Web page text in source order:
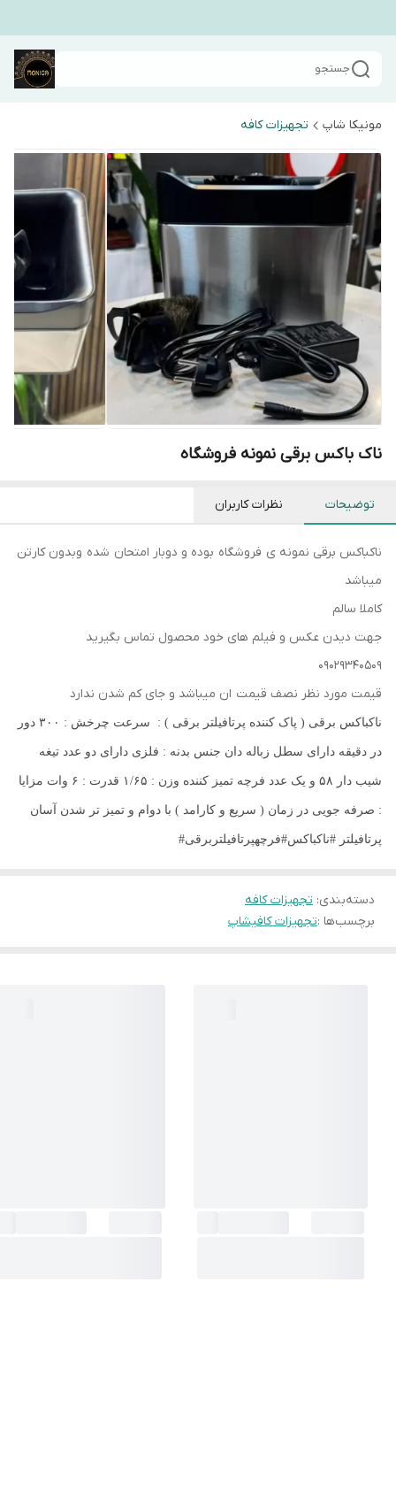
جستجو
مونیکا شاپ تجهیزات کافه
ناک باکس برقی نمونه فروشگاه
توضیحات نظرات کاربران
ناکباکس برقی نمونه ی فروشگاه بوده و دوبار امتحان شده وبدون کارتن
میباشد
کاملا سالم
جهت دیدن عکس و فیلم های خود محصول تماس بگیرید
۰۹۰۲۹۳۴۰۵۰۹
قیمت مورد نظر نصف قیمت ان میباشد و جای کم شدن ندارد
ناکباکس برقی ( پاک کننده پرتافیلتر برقی ) : سرعت چرخش : ۳۰۰ دور
در دقیقه دارای سطل زباله دان جنس بدنه : فلزی دارای دو عدد تیغه
شیب دار ۵۸ و یک عدد فرچه تمیز کننده وزن : ۱/۶۵ قدرت : ۶ وات مزایا
: صرفه جویی در زمان ( سریع و کارامد ) با دوام و تمیز تر شدن آسان
پرتافیلتر #ناکباکس#فرچهپرتافیلتربرقی#
دسته‌بندی: تجهیزات کافه
برچسب‌ها :تجهیزات کافیشاپ